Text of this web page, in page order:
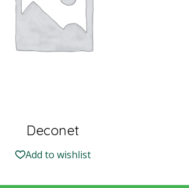
Deconet
Add to wishlist